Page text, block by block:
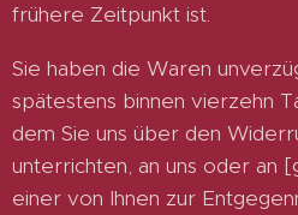
frühere Zeitpunkt ist.
Sie haben die Waren
spätestens binnen vierzehn
dem Sie uns über den
unterrichten, an uns oder an
einer von Ihnen zur